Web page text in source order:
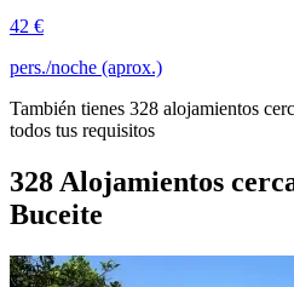
42 €
pers./noche (aprox.)
También tienes 328 alojamientos
todos tus requisitos
328 Alojamientos
Buceite